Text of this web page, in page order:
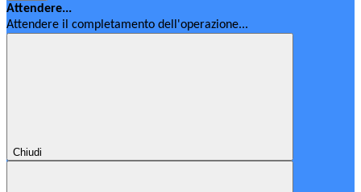
Attendere...
Attendere il completamento dell'operazione...
Chiudi